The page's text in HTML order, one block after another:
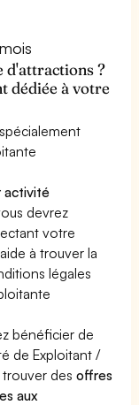
d'attractions ?
dédiée à votre
activité
devrez
votre
à trouver la
légales
bénéficier de
de Exploitant /
trouver desoffres
aux